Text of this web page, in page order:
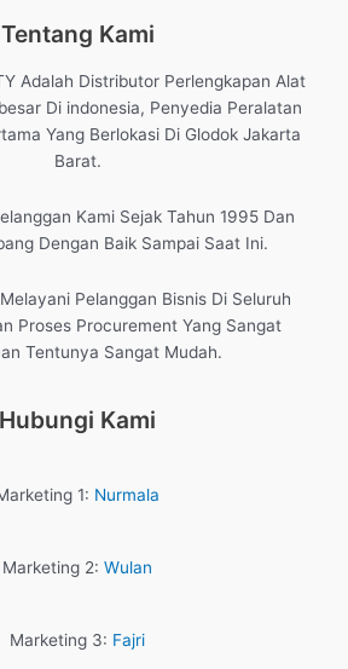
Tentang Kami
Adalah Distributor Perlengkapan Alat
Di indonesia, Penyedia Peralatan
Yang Berlokasi Di Glodok Jakarta
Barat.
Kami Sejak Tahun 1995 Dan
Dengan Baik Sampai Saat Ini.
Pelanggan Bisnis Di Seluruh
Proses Procurement Yang Sangat
Tentunya Sangat Mudah.
Hubungi Kami
1: Nurmala
Marketing 2: Wulan
Marketing 3: Fajri